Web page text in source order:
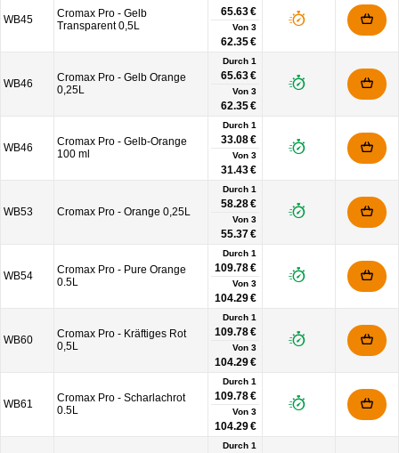
WB45
Cromax Pro - Gelb
Transparent 0,5L
65.63 €
Von 3
62.35 €
WB46
Cromax Pro - Gelb Orange
0,25L
Durch 1
65.63 €
Von 3
62.35 €
WB46
Cromax Pro - Gelb-Orange
100 ml
Durch 1
33.08 €
Von 3
31.43 €
WB53 Cromax Pro - Orange 0,25L
Durch 1
58.28 €
Von 3
55.37 €
WB54
Cromax Pro - Pure Orange
0.5L
Durch 1
109.78 €
Von 3
104.29 €
WB60
Cromax Pro - Kräftiges Rot
0,5L
Durch 1
109.78 €
Von 3
104.29 €
WB61
Cromax Pro - Scharlachrot
0.5L
Durch 1
109.78 €
Von 3
104.29 €
Durch 1